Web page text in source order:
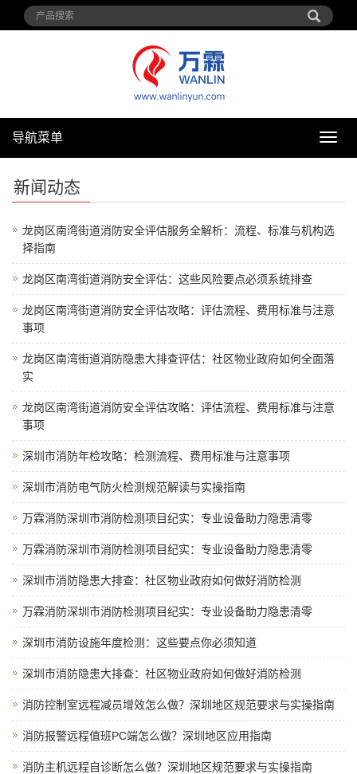
导
导航菜单
新闻动态
龙岗区南湾街道消防安全评估服务全解析：流程、标准与机构选
择指南
龙岗区南湾街道消防安全评估：这些风险要点必须系统排查
龙岗区南湾街道消防安全评估攻略：评估流程、费用标准与注意
事项
龙岗区南湾街道消防隐患大排查评估：社区物业政府如何全面落
实
龙岗区南湾街道消防安全评估攻略：评估流程、费用标准与注意
事项
深圳市消防年检攻略：检测流程、费用标准与注意事项
深圳市消防电气防火检测规范解读与实操指南
万霖消防深圳市消防检测项目纪实：专业设备助力隐患清零
万霖消防深圳市消防检测项目纪实：专业设备助力隐患清零
深圳市消防隐患大排查：社区物业政府如何做好消防检测
万霖消防深圳市消防检测项目纪实：专业设备助力隐患清零
深圳市消防设施年度检测：这些要点你必须知道
深圳市消防隐患大排查：社区物业政府如何做好消防检测
消防控制室远程减员增效怎么做？深圳地区规范要求与实操指南
消防报警远程值班PC端怎么做？深圳地区应用指南
消防主机远程自诊断怎么做？深圳地区规范要求与实操指南